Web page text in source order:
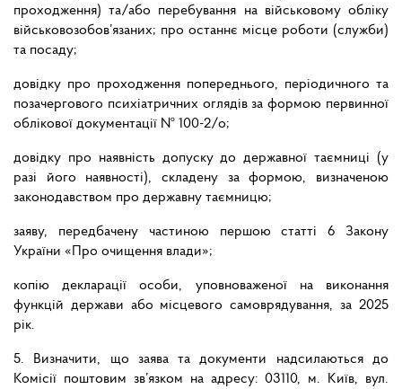
проходження) та/або перебування на військовому обліку
військовозобов’язаних; про останнє місце роботи (служби)
та посаду;
довідку про проходження попереднього, періодичного та
позачергового психіатричних оглядів за формою первинної
облікової документації № 100-2/о;
довідку про наявність допуску до державної таємниці (у
разі його наявності), складену за формою, визначеною
законодавством про державну таємницю;
заяву, передбачену частиною першою статті 6 Закону
України «Про очищення влади»;
копію декларації особи, уповноваженої на виконання
функцій держави або місцевого самоврядування, за 2025
рік.
5. Визначити, що заява та документи надсилаються до
Комісії поштовим зв’язком на адресу: 03110, м. Київ, вул.